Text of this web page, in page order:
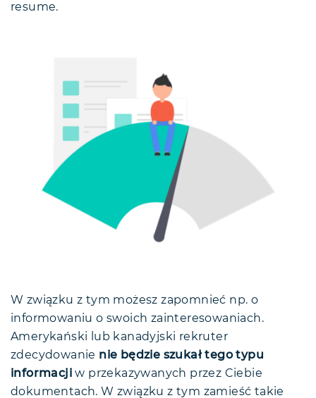
resume.
W związku z tym możesz zapomnieć np. o
informowaniu o swoich zainteresowaniach.
Amerykański lub kanadyjski rekruter
zdecydowanie nie będzie szukał tego typu
informacji w przekazywanych przez Ciebie
dokumentach. W związku z tym zamieść takie